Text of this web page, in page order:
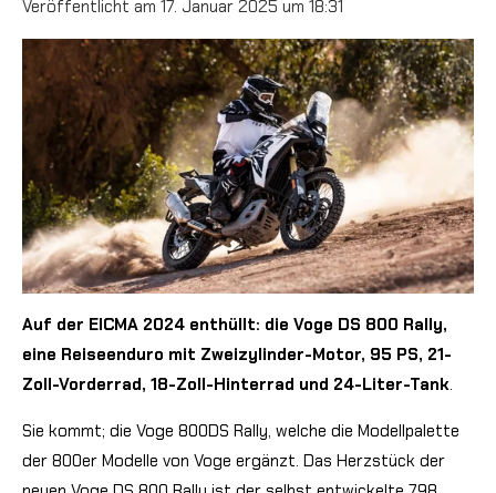
Veröffentlicht am 17. Januar 2025 um 18:31
Auf der EICMA 2024 enthüllt: die Voge DS 800 Rally,
eine Reiseenduro mit Zweizylinder-Motor, 95 PS, 21-
Zoll-Vorderrad, 18-Zoll-Hinterrad und 24-Liter-Tank.
Sie kommt; die Voge 800DS Rally, welche die Modellpalette
der 800er Modelle von Voge ergänzt. Das Herzstück der